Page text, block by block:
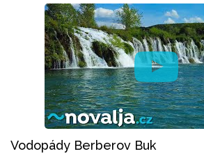
Vodopády Berberov Buk